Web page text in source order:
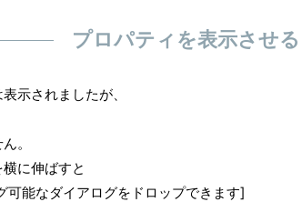
プロパティを表示させる
示されましたが、
。
に伸ばすと
可能なダイアログをドロップできます]